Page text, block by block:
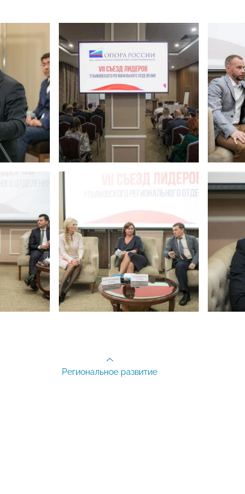
Региональное развитие